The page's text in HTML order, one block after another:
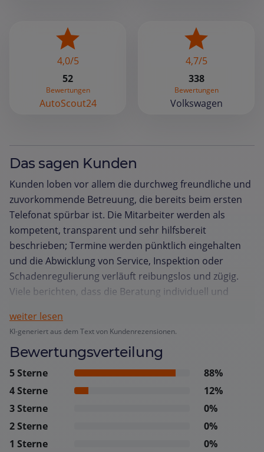
4,0/5
52
Bewertungen
AutoScout24
4,7/5
338
Bewertungen
Volkswagen
Das sagen Kunden
Kunden loben vor allem die durchweg freundliche und
zuvorkommende Betreuung, die bereits beim ersten
Telefonat spürbar ist. Die Mitarbeiter werden als
kompetent, transparent und sehr hilfsbereit
beschrieben; Termine werden pünktlich eingehalten
und die Abwicklung von Service, Inspektion oder
Schadenregulierung verläuft reibungslos und zügig.
Viele berichten, dass die Beratung individuell und
zugesagte Kosten stets eingehalten werden. Die
Werkstatt arbeitet präzise, liefert saubere Fahrzeuge
zurück und bietet bei Bedarf ein gepflegtes Ersatzauto.
Besonders geschätzt wird das Gefühl, als Kunde ernst
Vertrauen in langjährige Ansprechpartner, die
zuverlässig und engagiert handeln. Insgesamt
vermittelt das Erlebnis ein hohes Maß an
Zuverlässigkeit, Professionalität und einer
weiter lesen
KI-generiert aus dem Text von Kundenrezensionen.
Bewertungsverteilung
5 Sterne
88%
4 Sterne
12%
3 Sterne
0%
2 Sterne
0%
1 Sterne
0%